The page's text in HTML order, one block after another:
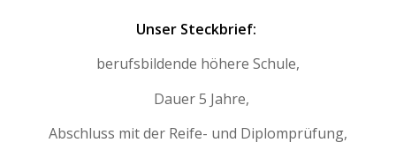
Unser Steckbrief:
berufsbildende höhere Schule,
Dauer 5 Jahre,
Abschluss mit der Reife- und Diplomprüfung,